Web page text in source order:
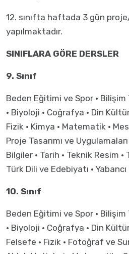
12. sınıfta haftada 3 gün
yapılmaktadır.
SINIFLARA GÖRE DERSLER
9. Sınıf
Beden Eğitimi ve Spor · Bilişim
· Biyoloji · Coğrafya · Din
Fizik · Kimya · Matematik ·
Proje Tasarımı ve
Bilgiler · Tarih · Teknik Resim
Türk Dili ve Edebiyatı ·
10. Sınıf
Beden Eğitimi ve Spor · Bilişim
· Biyoloji · Coğrafya · Din
Felsefe · Fizik · Fotoğraf ve